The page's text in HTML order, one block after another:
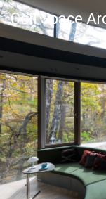
Cell Space